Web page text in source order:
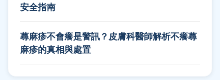
安全指南
蕁麻疹不會癢是警訊？皮膚科醫師解析不癢蕁
麻疹的真相與處置